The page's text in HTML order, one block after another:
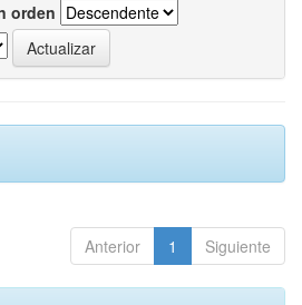
orden
Anterior 1 Siguiente